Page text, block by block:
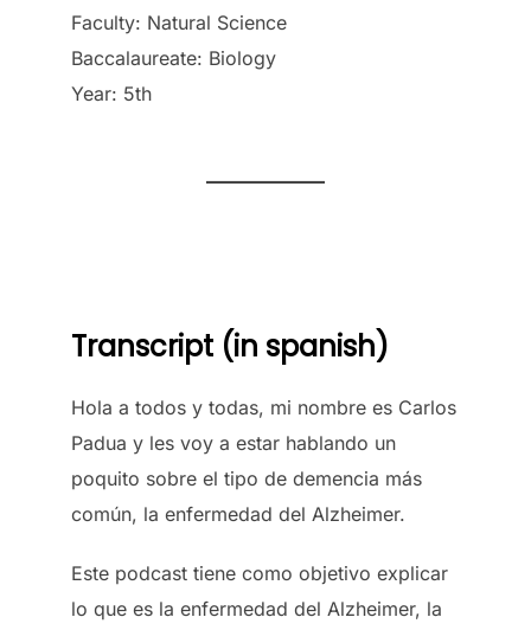
Faculty: Natural Science
Baccalaureate: Biology
Year: 5th
Transcript (in spanish)
Hola a todos y todas, mi nombre es Carlos
Padua y les voy a estar hablando un
poquito sobre el tipo de demencia más
común, la enfermedad del Alzheimer.
Este podcast tiene como objetivo explicar
lo que es la enfermedad del Alzheimer, la